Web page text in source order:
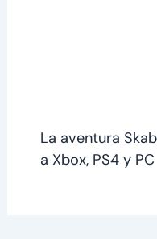
La aventura
a Xbox, PS4 y PC